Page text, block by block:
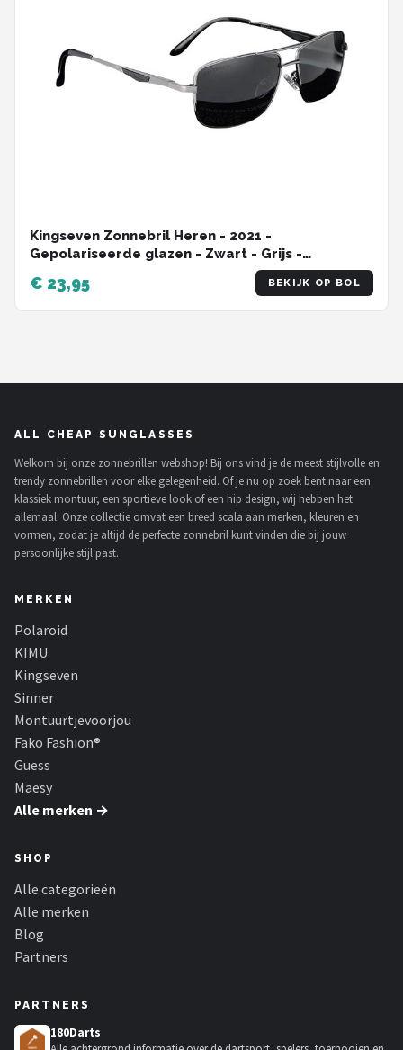
Kingseven Zonnebril Heren - 2021 -
Gepolariseerde glazen - Zwart - Grijs -
€ 23,95 BEKIJK OP BOL
ALL CHEAP SUNGLASSES
Welkom bij onze zonnebrillen webshop! Bij ons vind je de meest stijlvolle en
trendy zonnebrillen voor elke gelegenheid. Of je nu op zoek bent naar een
klassiek montuur, een sportieve look of een hip design, wij hebben het
allemaal. Onze collectie omvat een breed scala aan merken, kleuren en
vormen, zodat je altijd de perfecte zonnebril kunt vinden die bij jouw
persoonlijke stijl past.
MERKEN
Polaroid
KIMU
Kingseven
Sinner
Montuurtjevoorjou
Fako Fashion®
Guess
Maesy
Alle merken →
SHOP
Alle categorieën
Alle merken
Blog
Partners
PARTNERS
180Darts